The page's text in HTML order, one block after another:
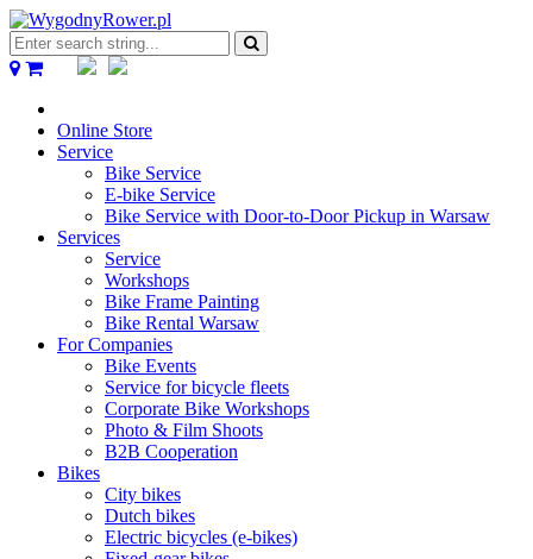
Enter
search
string...
Online Store
Service
Bike Service
E-bike Service
Bike Service with Door-to-Door Pickup in Warsaw
Services
Service
Workshops
Bike Frame Painting
Bike Rental Warsaw
For Companies
Bike Events
Service for bicycle fleets
Corporate Bike Workshops
Photo & Film Shoots
B2B Cooperation
Bikes
City bikes
Dutch bikes
Electric bicycles (e-bikes)